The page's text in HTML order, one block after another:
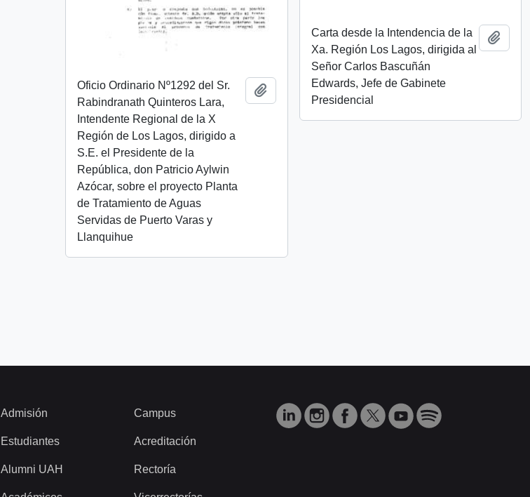
Oficio Ordinario Nº1292 del Sr.
Rabindranath Quinteros Lara,
Intendente Regional de la X
Región de Los Lagos, dirigido a
S.E. el Presidente de la
República, don Patricio Aylwin
Azócar, sobre el proyecto Planta
de Tratamiento de Aguas
Servidas de Puerto Varas y
Llanquihue
Add to clipboard
Carta desde la Intendencia de la
Xa. Región Los Lagos, dirigida al
Señor Carlos Bascuñán
Edwards, Jefe de Gabinete
Presidencial
Add
Admisión
Estudiantes
Alumni UAH
Campus
Acreditación
Rectoría